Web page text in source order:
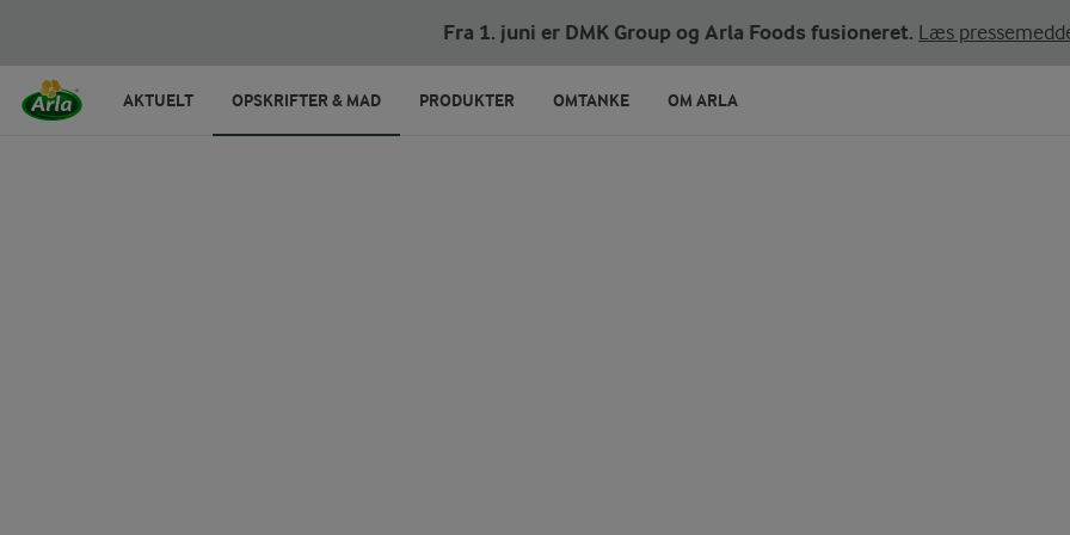
Fra 1. juni er DMK Group og Arla Foods fusioneret. Læs
AKTUELT OPSKRIFTER & MAD PRODUKTER OMTANKE OM ARLA